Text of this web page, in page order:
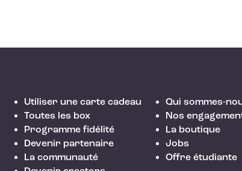
Utiliser une carte cadeau
Toutes les box
Programme fidélité
Devenir partenaire
La communauté
Qui sommes-
Nos
La boutique
Jobs
Offre étudiante